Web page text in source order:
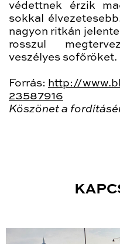
védettnek érzik
sokkal
nagyon ritkán
rosszul
veszélyes sofőröket.
Forrás: http://
23587916
Köszönet a